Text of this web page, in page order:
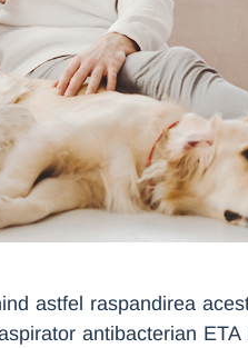
astfel raspandirea
antibacterian